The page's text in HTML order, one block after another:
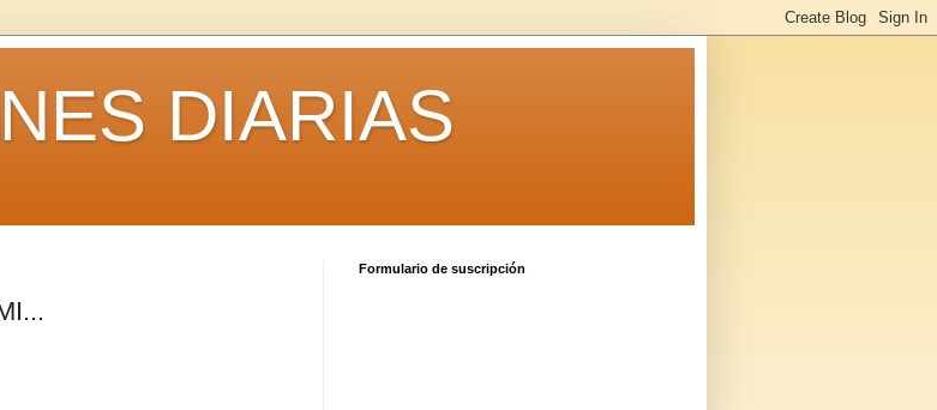
DIARIAS
Formulario de suscripción